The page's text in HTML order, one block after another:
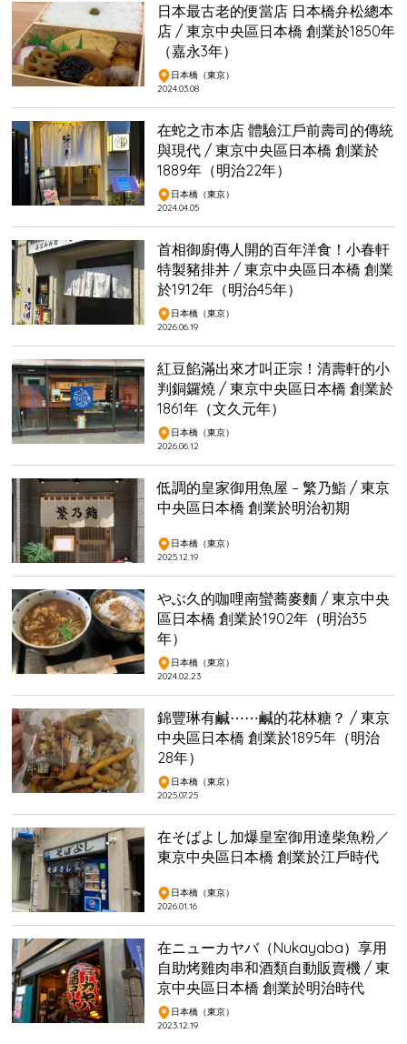
日本最古老的便當店 日本橋弁松總本
店 / 東京中央區日本橋 創業於1850年
（嘉永3年）
日本橋（東京）
2024.03.08
在蛇之市本店 體驗江戶前壽司的傳統
與現代 / 東京中央區日本橋 創業於
1889年（明治22年）
日本橋（東京）
2024.04.05
首相御廚傳人開的百年洋食！小春軒
特製豬排丼 / 東京中央區日本橋 創業
於1912年（明治45年）
日本橋（東京）
2026.06.19
紅豆餡滿出來才叫正宗！清壽軒的小
判銅鑼燒 / 東京中央區日本橋 創業於
1861年（文久元年）
日本橋（東京）
2026.06.12
低調的皇家御用魚屋 – 繁乃鮨 / 東京
中央區日本橋 創業於明治初期
日本橋（東京）
2025.12.19
やぶ久的咖哩南蠻蕎麥麵 / 東京中央
區日本橋 創業於1902年（明治35
年）
日本橋（東京）
2024.02.23
錦豐琳有鹹⋯⋯鹹的花林糖？ / 東京
中央區日本橋 創業於1895年（明治
28年）
日本橋（東京）
2025.07.25
在そばよし加爆皇室御用達柴魚粉／
東京中央區日本橋 創業於江戶時代
日本橋（東京）
2026.01.16
在ニューカヤバ（Nukayaba）享用
自助烤雞肉串和酒類自動販賣機 / 東
京中央區日本橋 創業於明治時代
日本橋（東京）
2023.12.19